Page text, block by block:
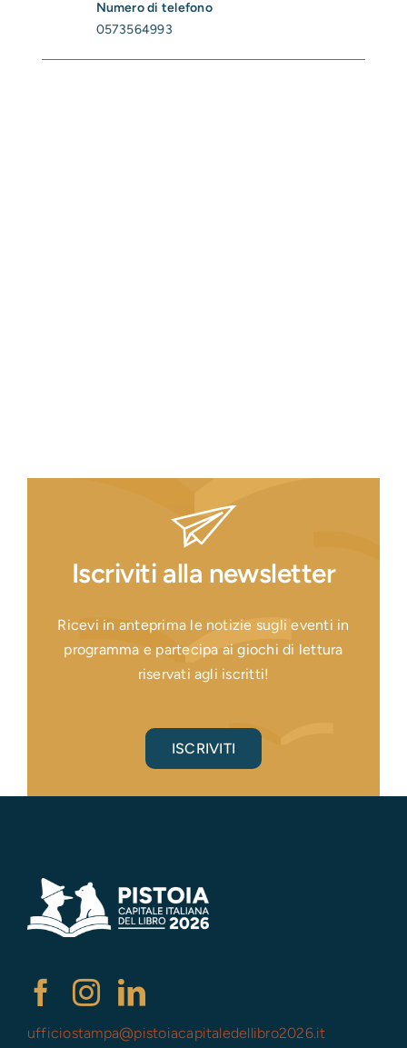
Numero di telefono
0573564993
Iscriviti alla newsletter
Ricevi in anteprima le notizie sugli eventi in
programma e partecipa ai giochi di lettura
riservati agli iscritti!
ISCRIVITI
ufficiostampa@pistoiacapitaledellibro2026.it